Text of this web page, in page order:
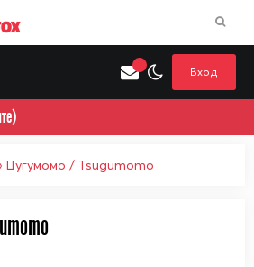
категорию для поиска
Вход
Цугумомо / Tsugumomo